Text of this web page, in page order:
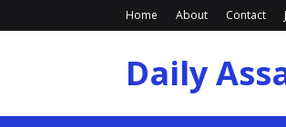
Home About Contact
Daily